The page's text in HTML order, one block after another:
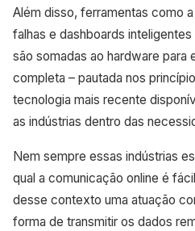
Além disso, ferramentas como
falhas e dashboards
são somadas ao hardware para
completa – pautada nos
tecnologia mais recente
as indústrias dentro das
Nem sempre essas indústrias
qual a comunicação online é
desse contexto uma atuação
forma de transmitir os dados